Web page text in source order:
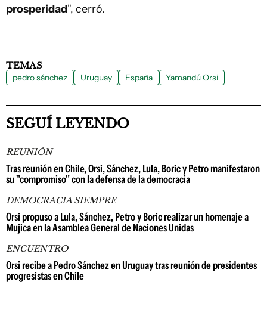
prosperidad", cerró.
TEMAS
pedro sánchez Uruguay España Yamandú Orsi
SEGUÍ LEYENDO
REUNIÓN
Tras reunión en Chile, Orsi, Sánchez, Lula, Boric y Petro manifestaron
su "compromiso" con la defensa de la democracia
DEMOCRACIA SIEMPRE
Orsi propuso a Lula, Sánchez, Petro y Boric realizar un homenaje a
Mujica en la Asamblea General de Naciones Unidas
ENCUENTRO
Orsi recibe a Pedro Sánchez en Uruguay tras reunión de presidentes
progresistas en Chile